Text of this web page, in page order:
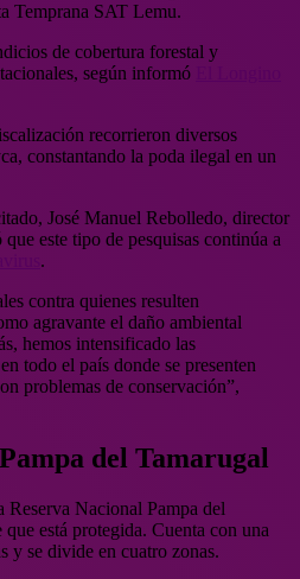
Temprana SAT Lemu.
de cobertura forestal y
según informó
recorrieron diversos
constantando la poda ilegal en un
José Manuel Rebolledo, director
este tipo de pesquisas continúa a
.
contra quienes resulten
agravante el daño ambiental
hemos intensificado las
todo el país donde se presenten
problemas de conservación”,
del Tamarugal
Reserva Nacional Pampa del
está protegida. Cuenta con una
y se divide en cuatro zonas.